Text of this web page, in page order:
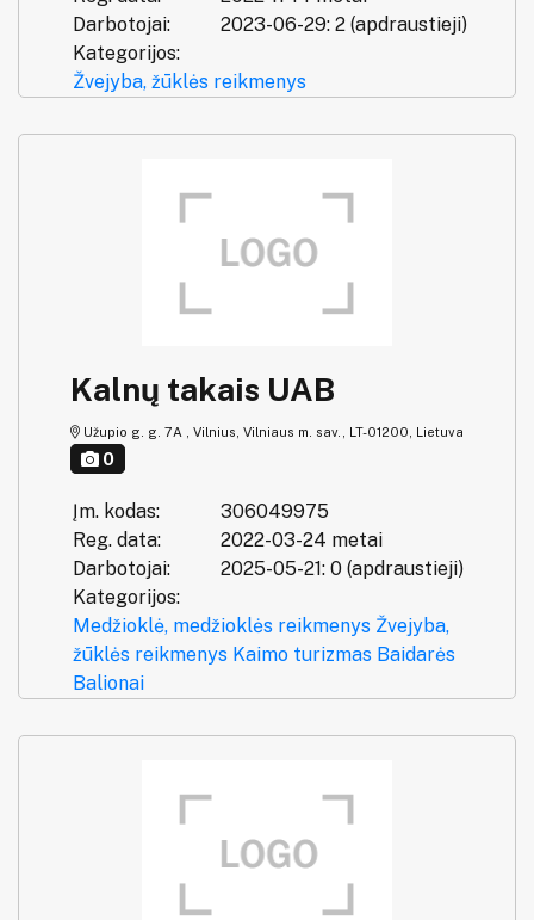
Darbotojai:
2023-06-29: 2 (apdraustieji)
Kategorijos:
Žvejyba, žūklės reikmenys
Kalnų takais UAB
Užupio g. g. 7A , Vilnius, Vilniaus m. sav., LT-01200, Lietuva
0
Įm. kodas:
306049975
Reg. data:
2022-03-24 metai
Darbotojai:
2025-05-21: 0 (apdraustieji)
Kategorijos:
Medžioklė, medžioklės reikmenys Žvejyba,
žūklės reikmenys Kaimo turizmas Baidarės
Balionai